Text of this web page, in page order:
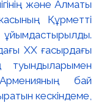
және Алматы
Құрметті
ХХ ғасырдағы
туындыларымен
бай
кескіндеме,